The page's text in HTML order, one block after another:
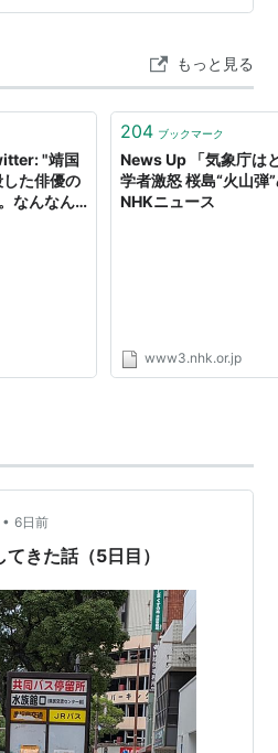
統文化とモダンが融合した空
鹿児島の木材を使ったテーブ
力でした。 ▲桜島東京でもニ
面や車、看板に降り…
もっと見る
"靖国
た俳優の
なんなん
204 ブックマーク
News Up 「気象庁は
学者激怒 桜島“火山弾
NHKニュース
www3.nhk.or.jp
• 6日前
きた話（5日目）